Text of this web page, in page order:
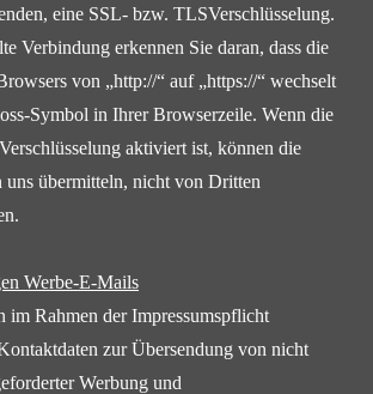
eine SSL- bzw. TLSVerschlüsselung.
Verbindung erkennen Sie daran, dass die
von „http://“ auf „https://“ wechselt
Symbol in Ihrer Browserzeile. Wenn die
aktiviert ist, können die
uns übermitteln, nicht von Dritten
Werbe-E-Mails
im Rahmen der Impressumspflicht
zur Übersendung von nicht
Werbung und